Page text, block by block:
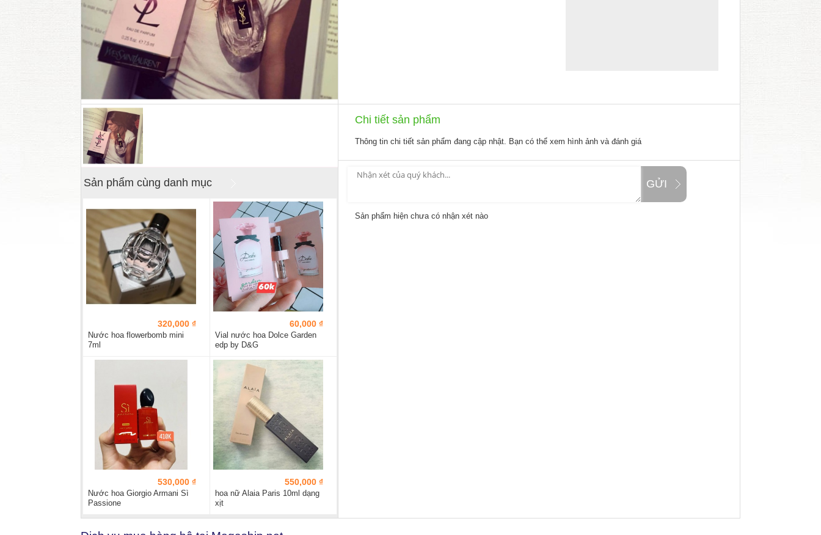
Sản phẩm cùng danh mục
320,000 ₫
Nước hoa flowerbomb mini
7ml
60,000 ₫
Vial nước hoa Dolce Garden
edp by D&G
530,000 ₫
Nước hoa Giorgio Armani Sì
Passione
550,000 ₫
hoa nữ Alaia Paris 10ml dạng
xịt
Chi tiết sản phẩm
Thông tin chi tiết sản phẩm đang cập nhật. Bạn có thể xem hình ảnh và đánh giá
GỬI
Sản phẩm hiện chưa có nhận xét nào